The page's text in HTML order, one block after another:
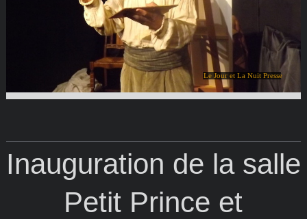
Le Jour et La Nuit Presse
Inauguration de la salle
Petit Prince et